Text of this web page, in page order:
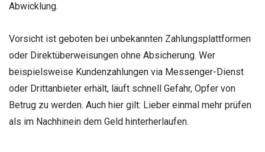
Abwicklung.
Vorsicht ist geboten bei unbekannten Zahlungsplattformen
oder Direktüberweisungen ohne Absicherung. Wer
beispielsweise Kundenzahlungen via Messenger-Dienst
oder Drittanbieter erhält, läuft schnell Gefahr, Opfer von
Betrug zu werden. Auch hier gilt: Lieber einmal mehr prüfen
als im Nachhinein dem Geld hinterherlaufen.